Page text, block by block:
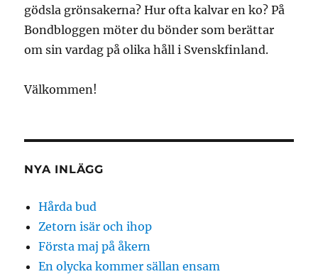
gödsla grönsakerna? Hur ofta kalvar en ko? På
Bondbloggen möter du bönder som berättar
om sin vardag på olika håll i Svenskfinland.
Välkommen!
NYA INLÄGG
Hårda bud
Zetorn isär och ihop
Första maj på åkern
En olycka kommer sällan ensam